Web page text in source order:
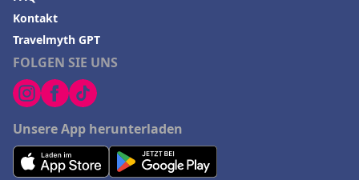
FOLGEN SIE UNS
Unsere App herunterladen
Kontakt
Travelmyth GPT